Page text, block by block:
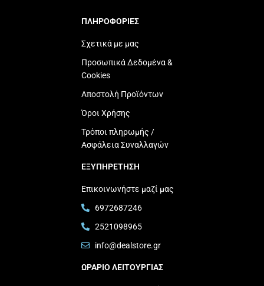
ΠΛΗΡΟΦΟΡΙΕΣ
Σχετικά με μας
Προσωπικά Δεδομένα &
Cookies
Αποστολή Προϊόντων
Όροι Χρήσης
Τρόποι πληρωμής /
Ασφάλεια Συναλλαγών
ΕΞΥΠΗΡΕΤΗΣΗ
Επικοινωνήστε μαζί μας
6972687246
2521098965
info@dealstore.gr
ΩΡΑΡΙΟ ΛΕΙΤΟΥΡΓΙΑΣ​